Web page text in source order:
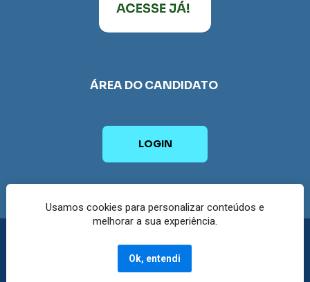
ÁREA DO CANDIDATO
LOGIN
Copyright © 2023 - Grupo SER Educacional -
Todos os direitos reservados.
Usamos cookies para personalizar conteúdos e
melhorar a sua experiência.
Ok, entendi